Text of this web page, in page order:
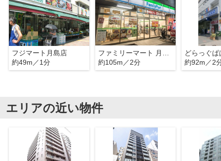
フジマート月島店
約49m／1分
ファミリーマート 月島二丁目店
約105m／2分
約92m／2
エリアの近い物件